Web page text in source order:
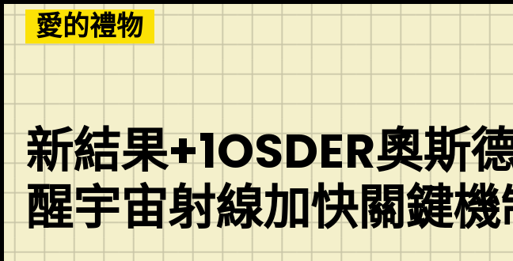
Skip
to
content
愛的禮物
新結果+1OSDER奧斯
醒宇宙射線加快關鍵